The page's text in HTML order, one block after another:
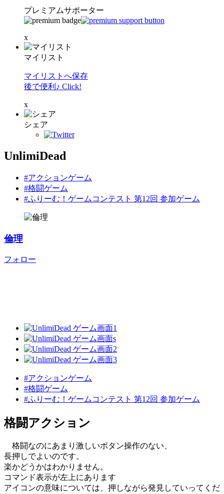
プレミアムサポーター
x
マイリスト
マイリストへ保存
後で便利♪ Click!
x
シェア
UnlimiDead
#アクションゲーム
#格闘ゲーム
#ふりーむ！ゲームコンテスト 第12回 参加ゲーム
倫理
フォロー
#アクションゲーム
#格闘ゲーム
#ふりーむ！ゲームコンテスト 第12回 参加ゲーム
格闘アクション
格闘なのにあまり激しいボタン操作のない、
長押しでよいのです。
楽かどうかはわかりません。
コマンド表示が左上にあります
アイコンの意味については、押しながら発見していってくだ